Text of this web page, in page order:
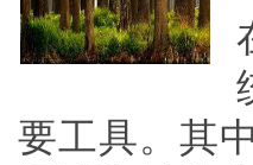
要工具。其